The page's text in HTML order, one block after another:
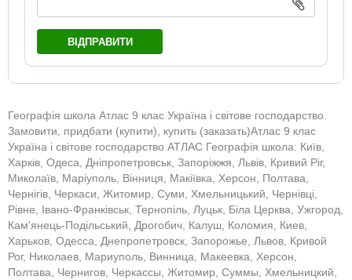
ВІДПРАВИТИ
Географія школа Атлас 9 клас Україна і світове господарство.
Замовити, придбати (купити), купить (заказать)Атлас 9 клас
Україна і світове господарство АТЛАС Географія школа: Київ,
Харків, Одеса, Дніпропетровськ, Запоріжжя, Львів, Кривий Ріг,
Миколаїв, Маріуполь, Вінниця, Макіївка, Херсон, Полтава,
Чернігів, Черкаси, Житомир, Суми, Хмельницький, Чернівці,
Рівне, Івано-Франківськ, Тернопіль, Луцьк, Біла Церква, Ужгород,
Кам'янець-Подільський, Дрогобич, Калуш, Коломия, Киев,
Харьков, Одесса, Днепропетровск, Запорожье, Львов, Кривой
Рог, Николаев, Мариуполь, Винница, Макеевка, Херсон,
Полтава, Чернигов, Черкассы, Житомир, Суммы, Хмельницкий,